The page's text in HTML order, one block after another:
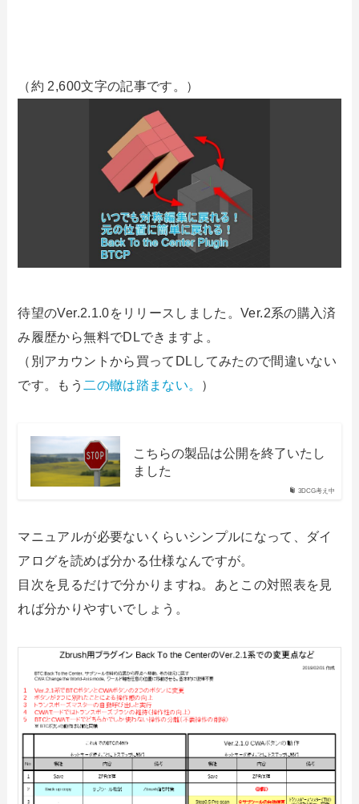
（約 2,600文字の記事です。）
待望のVer.2.1.0をリリースしました。Ver.2系の購入済
み履歴から無料でDLできますよ。
（別アカウントから買ってDLしてみたので間違いない
です。もう二の轍は踏まない。 ）
3DCG考え中
こちらの製品は公開を終了いたし
ました
マニュアルが必要ないくらいシンプルになって、ダイ
アログを読めば分かる仕様なんですが。
目次を見るだけで分かりますね。あとこの対照表を見
れば分かりやすいでしょう。